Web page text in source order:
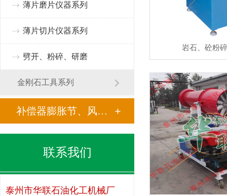
薄片磨片仪器系列
薄片切片仪器系列
劈开、粉碎、研磨
金刚石工具系列
补偿器膨胀节、风门挡板门
联系我们
泰州市华联石油化工机械厂
岩石、砼粉